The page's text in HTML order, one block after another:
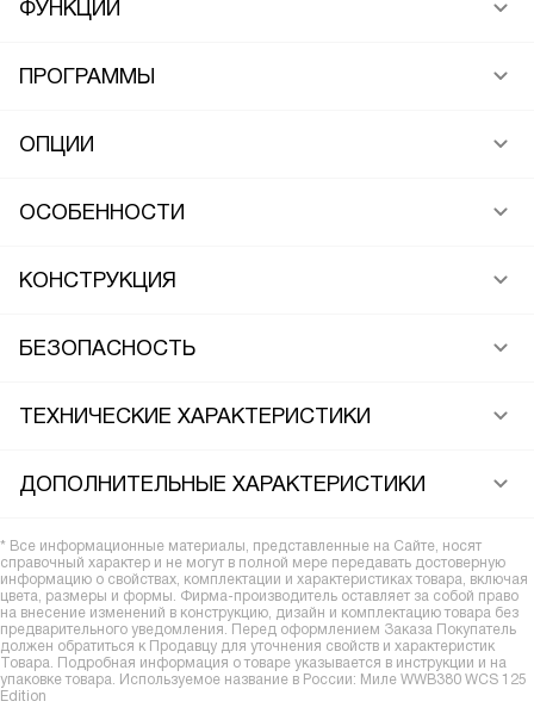
ФУНКЦИИ
ПРОГРАММЫ
ОПЦИИ
ОСОБЕННОСТИ
КОНСТРУКЦИЯ
БЕЗОПАСНОСТЬ
ТЕХНИЧЕСКИЕ ХАРАКТЕРИСТИКИ
ДОПОЛНИТЕЛЬНЫЕ ХАРАКТЕРИСТИКИ
* Все информационные материалы, представленные на Сайте, носят
справочный характер и не могут в полной мере передавать достоверную
информацию о свойствах, комплектации и характеристиках товара, включая
цвета, размеры и формы. Фирма-производитель оставляет за собой право
на внесение изменений в конструкцию, дизайн и комплектацию товара без
предварительного уведомления. Перед оформлением Заказа Покупатель
должен обратиться к Продавцу для уточнения свойств и характеристик
Товара. Подробная информация о товаре указывается в инструкции и на
упаковке товара. Используемое название в России: Миле WWB380 WCS 125
Edition